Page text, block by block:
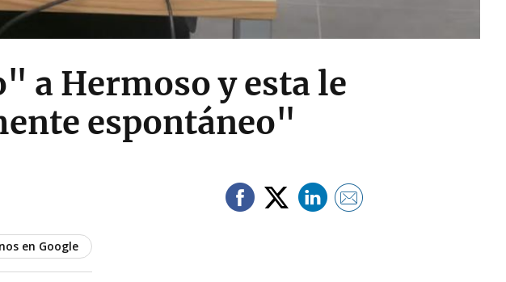
a Hermoso y esta le
espontáneo"
en Google